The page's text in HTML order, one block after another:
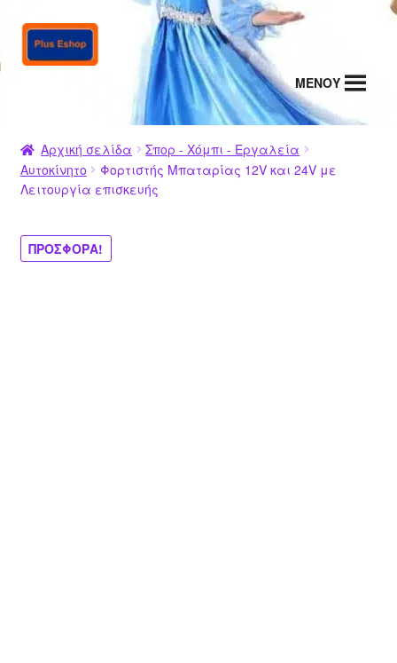
Απευθείας
μετάβαση
Μετάβαση
σε
MENΟΥ
Αρχική σελίδα
Σπορ - Χόμπι - Εργαλεία
Αυτοκίνητο
Φορτιστής Μπαταρίας 12V και 24V με
Λειτουργία επισκευής
ΠΡΟΣΦΟΡΆ!